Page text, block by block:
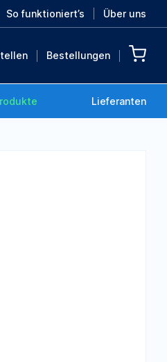
So funktioniert’s Über uns
Bestellungen
Lieferanten